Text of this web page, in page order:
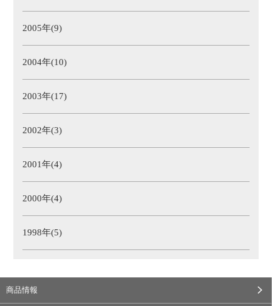
2005年(9)
2004年(10)
2003年(17)
2002年(3)
2001年(4)
2000年(4)
1998年(5)
商品情報